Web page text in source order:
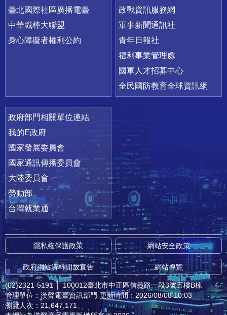
臺北國際社區廣播電臺
中華職棒大聯盟
身心障礙者權利公約
政戰資訊服務網
軍事新聞通訊社
青年日報社
福利事業管理處
國軍人才招募中心
全民國防教育全球資訊網
政府部門相關單位連結
我的E政府
國家發展委員會
國家通訊傳播委員會
大陸委員會
勞動部
台灣就業通
隱私權保護政策 網站安全政策
政府網站資料開放宣告 網站導覽
(02)2321-5191 │ 100012臺北市中正區信義路一段3號五樓B棟
管理單位：漢聲電臺資訊部門 更新時間：2026/08/08 10:03
瀏覽人次：21,647,171